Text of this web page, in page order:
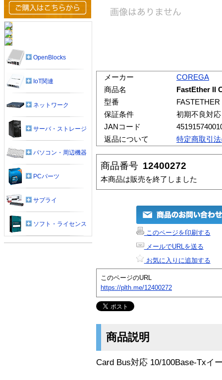
メーカー
COREGA
商品名
FastEther II
型番
保証条件
初期不良対
JANコード
返品について
特定商取引
商品番号 12400272
本商品は販売を終了しました
このページを印刷する
メールでURLを送る
お気に入りに追加する
このページのURL
https://plth.me/12400272
商品説明
Card Bus対応 10/100Base-Txイ
OpenBlocks
IoT関連
ネットワーク
サーバ・ストレージ
パソコン・周辺機器
PCパーツ
サプライ
ソフト・ライセンス